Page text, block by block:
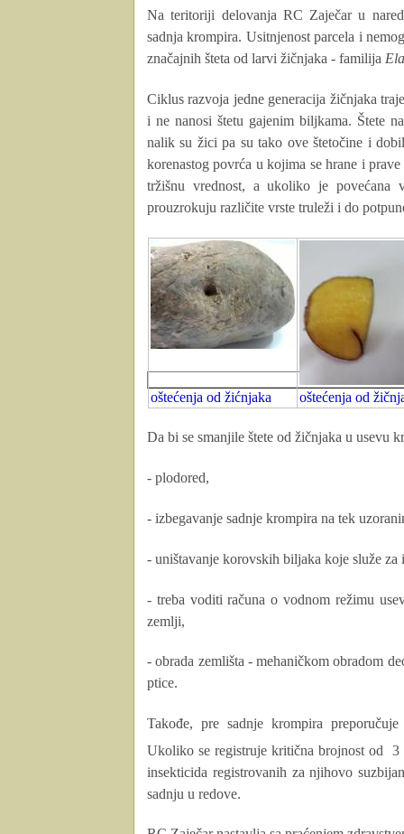
Na teritoriji delovanja RC Zaječar u
sadnja krompira. Usitnjenost parcela i
značajnih šteta od larvi žičnjaka - familija
Ciklus razvoja jedne generacija žičnjaka
i ne nanosi štetu gajenim biljkama. Štete
nalik su žici pa su tako ove štetočine i
korenastog povrća u kojima se hrane i
tržišnu vrednost, a ukoliko je povećana
prouzrokuju različite vrste truleži i do
oštećenja od žićnjaka oštećenja od
Da bi se smanjile štete od žičnjaka u usevu
- plodored,
- izbegavanje sadnje krompira na tek
- uništavanje korovskih biljaka koje služe za
- treba voditi računa o vodnom režimu
zemlji,
- obrada zemlišta - mehaničkom obradom
ptice.
Takođe, pre sadnje krompira
Ukoliko se registruje kritična brojnost od
3
insekticida registrovanih za njihovo
sadnju u redove.